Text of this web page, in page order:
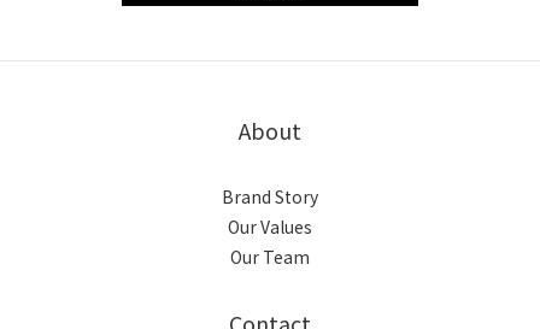
About
Brand Story
Our Values
Our Team